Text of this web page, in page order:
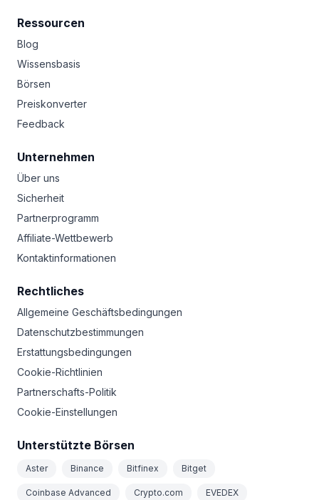
Ressourcen
Blog
Wissensbasis
Börsen
Preiskonverter
Feedback
Unternehmen
Über uns
Sicherheit
Partnerprogramm
Affiliate-Wettbewerb
Kontaktinformationen
Rechtliches
Allgemeine Geschäftsbedingungen
Datenschutzbestimmungen
Erstattungsbedingungen
Cookie-Richtlinien
Partnerschafts-Politik
Cookie-Einstellungen
Unterstützte Börsen
Aster Binance Bitfinex Bitget
Coinbase Advanced Crypto.com EVEDEX